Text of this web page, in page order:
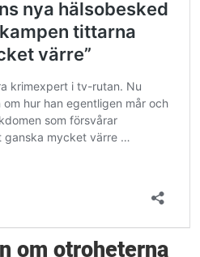
om otroheterna